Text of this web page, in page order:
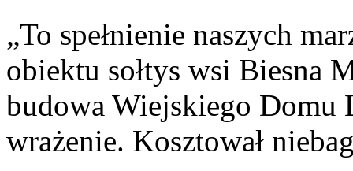
„To spełnienie naszych
obiektu sołtys wsi Biesna
budowa Wiejskiego Domu
wrażenie. Kosztował